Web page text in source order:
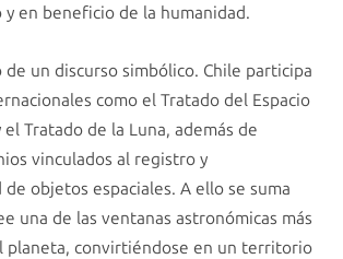
y en beneficio de la humanidad.
de un discurso simbólico. Chile participa
como el Tratado del Espacio
Tratado de la Luna, además de
vinculados al registro y
objetos espaciales. A ello se suma
una de las ventanas astronómicas más
planeta, convirtiéndose en un territorio